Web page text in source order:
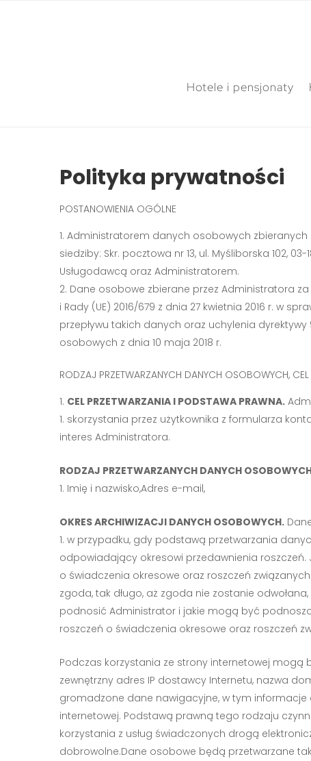
Hotele i pensjonaty
Polityka prywatności
POSTANOWIENIA OGÓLNE
Administratorem danych osobowych
siedziby: Skr. pocztowa nr 13, ul. Myśliborska 102,
Usługodawcą oraz Administratorem.
Dane osobowe zbierane przez Administratora
i Rady (UE) 2016/679 z dnia 27 kwietnia 2016 r. w
przepływu takich danych oraz uchylenia
osobowych z dnia 10 maja 2018 r.
RODZAJ PRZETWARZANYCH DANYCH OSOBOWYCH, CEL
CEL PRZETWARZANIA I PODSTAWA PRAWNA.
skorzystania przez użytkownika z formularza
interes Administratora.
RODZAJ PRZETWARZANYCH DANYCH
Imię i nazwisko,Adres e-mail,
OKRES ARCHIWIZACJI DANYCH OSOBOWYCH.
w przypadku, gdy podstawą przetwarzania
odpowiadający okresowi przedawnienia roszczeń.
o świadczenia okresowe oraz roszczeń
zgoda, tak długo, aż zgoda nie zostanie
podnosić Administrator i jakie mogą być
roszczeń o świadczenia okresowe oraz roszczeń
Podczas korzystania ze strony internetowej
zewnętrzny adres IP dostawcy Internetu, nazwa
gromadzone dane nawigacyjne, w tym
internetowej. Podstawą prawną tego rodzaju
korzystania z usług świadczonych drogą
dobrowolne.Dane osobowe będą przetwarzane